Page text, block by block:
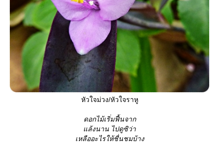
หัวใจม่วง/หัวใจราหู
ดอกไม้เริ่มฟื้นจาก
ล้งนาน ไปดูซิว่า
เหลืออะไรให้ชื่นชมบ้าง